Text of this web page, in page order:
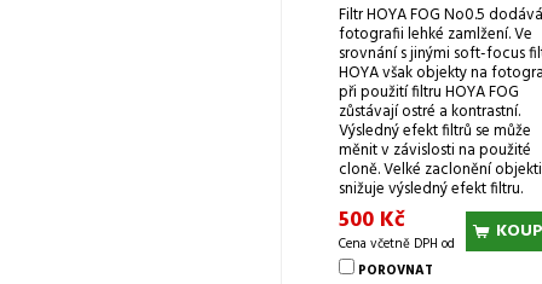
Filtr HOYA FOG No0.5 dodává
fotografii lehké zamlžení. Ve
srovnání s jinými soft-focus
HOYA však objekty na
při použití filtru HOYA FOG
zůstávají ostré a kontrastní.
Výsledný efekt filtrů se může
měnit v závislosti na použité
cloně. Velké zaclonění
snižuje výsledný efekt filtru.
500 Kč
Cena včetně DPH od
POROVNAT